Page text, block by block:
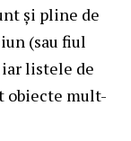
și pline de
(sau fiul
listele de
obiecte mult-